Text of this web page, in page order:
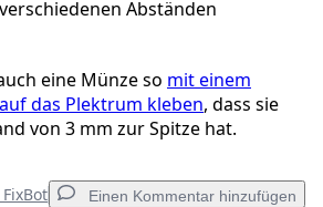
Abständen
eine Münze so mit einem
das Plektrum kleben, dass sie
von 3 mm zur Spitze hat.
Einen Kommentar hinzufügen